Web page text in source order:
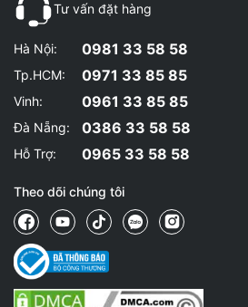
Tư vấn đặt hàng
Hà Nội: 0981 33 58 58
Tp.HCM: 0971 33 85 85
Vinh: 0961 33 85 85
Đà Nẵng: 0386 33 58 58
Hỗ Trợ: 0965 33 58 58
Theo dõi chúng tôi